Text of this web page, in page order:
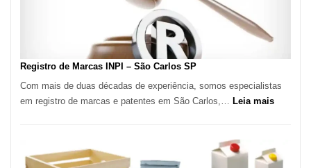
Coração
Bibi
Registro de Marcas INPI – São Carlos SP
Com mais de duas décadas de experiência, somos especialistas
em registro de marcas e patentes em São Carlos,… Leia mais:
Marcas
INPI